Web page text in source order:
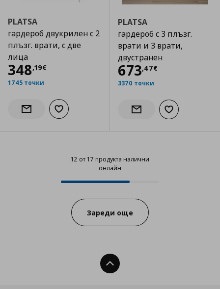
PLATSA
гардероб двукрилен с 2
плъзг. врати, с две
лица
348,19€
Цена
1745 точки
Информирай ме за наличност
Добави към списъка с любими
PLATSA
гардероб с 3 плъзг.
врати и 3 врати,
двустранен
673,47€
Цена673,47 €
3370 точки
Информирай ме за
Добави към
12 от 17 продукта налични
онлайн
12 от 17 продукта налични
Progress:
Зареди още
Нагоре